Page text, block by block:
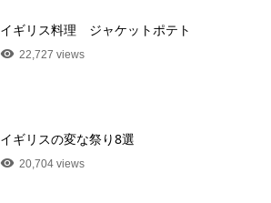
イギリス料理 ジャケットポテト
22,727 views
イギリスの変な祭り8選
20,704 views